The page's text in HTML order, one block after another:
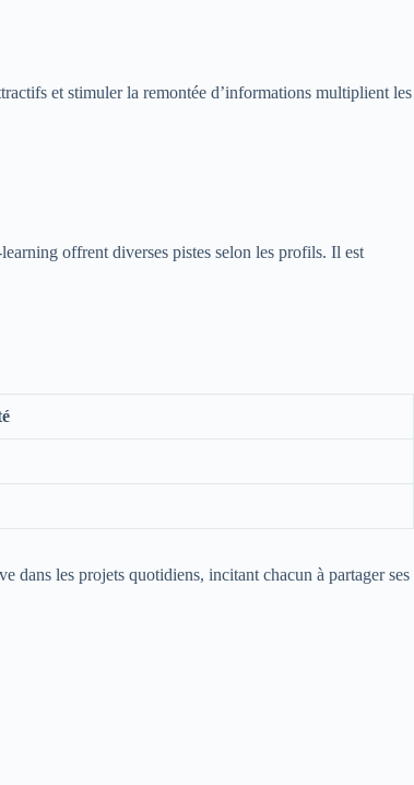
et stimuler la remontée d’informations multiplient les
offrent diverses pistes selon les profils. Il est
dans les projets quotidiens, incitant chacun à partager ses